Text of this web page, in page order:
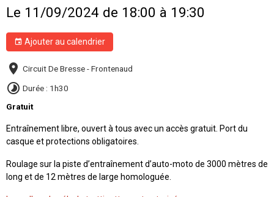
Le 11/09/2024 de 18:00 à 19:30
Ajouter au calendrier
Circuit De Bresse - Frontenaud
Durée : 1h30
Gratuit
Entraînement libre, ouvert à tous avec un accès gratuit. Port du
casque et protections obligatoires.
Roulage sur la piste d’entraînement d’auto-moto de 3000 mètres de
long et de 12 mètres de large homologuée.